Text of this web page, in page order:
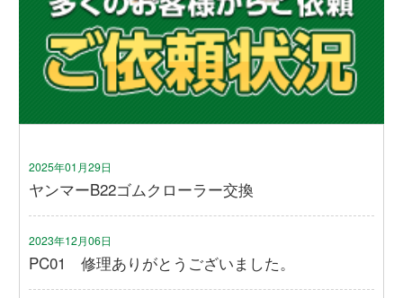
2025年01月29日
ヤンマーB22ゴムクローラー交換
2023年12月06日
PC01 修理ありがとうございました。